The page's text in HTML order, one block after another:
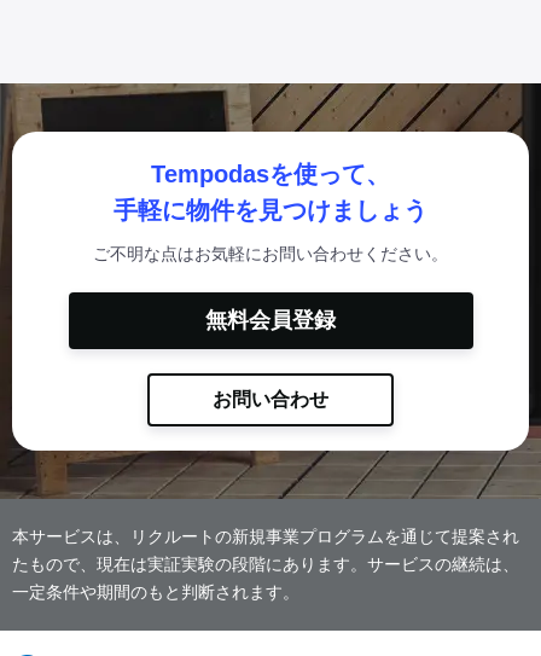
Tempodasを使って、
手軽に物件を見つけましょう
ご不明な点はお気軽にお問い合わせください。
無料会員登録
お問い合わせ
本サービスは、リクルートの新規事業プログラムを通じて提案され
たもので、現在は実証実験の段階にあります。サービスの継続は、
一定条件や期間のもと判断されます。